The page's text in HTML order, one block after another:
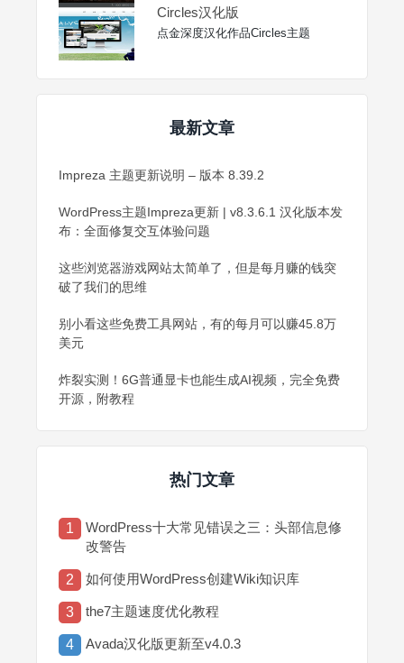
Circles汉化版
点金深度汉化作品Circles主题
最新文章
Impreza 主题更新说明 – 版本 8.39.2
WordPress主题Impreza更新 | v8.3.6.1 汉化版本发
布：全面修复交互体验问题
这些浏览器游戏网站太简单了，但是每月赚的钱突
破了我们的思维
别小看这些免费工具网站，有的每月可以赚45.8万
美元
炸裂实测！6G普通显卡也能生成AI视频，完全免费
开源，附教程
热门文章
1
WordPress十大常见错误之三：头部信息修
改警告
2 如何使用WordPress创建Wiki知识库
3 the7主题速度优化教程
4 Avada汉化版更新至v4.0.3